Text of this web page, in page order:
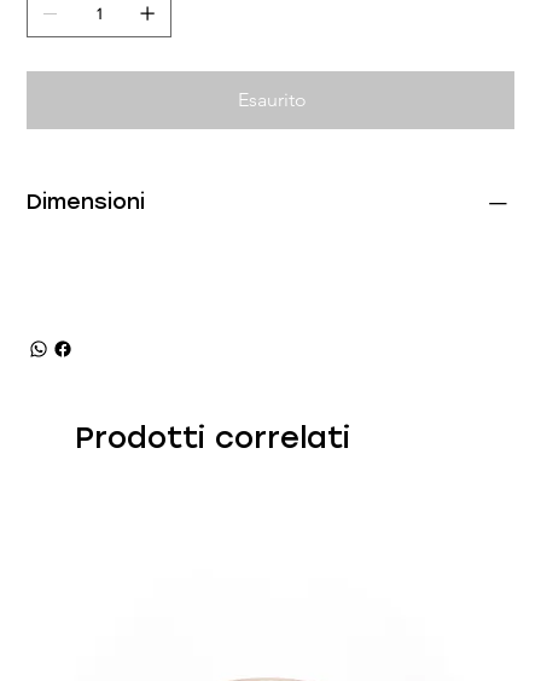
Esaurito
Dimensioni
Prodotti correlati